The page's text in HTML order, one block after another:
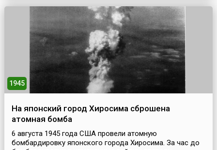
семитысячное немецкое войско. Небольшая русская
1945
На японский город Хиросима сброшена
атомная бомба
6 августа 1945 года США провели атомную
бомбардировку японского города Хиросима. За час до